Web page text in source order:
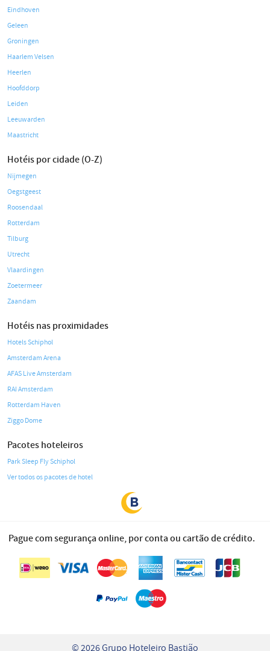
Eindhoven
Geleen
Groningen
Haarlem Velsen
Heerlen
Hoofddorp
Leiden
Leeuwarden
Maastricht
Hotéis por cidade (O-Z)
Nijmegen
Oegstgeest
Roosendaal
Rotterdam
Tilburg
Utrecht
Vlaardingen
Zoetermeer
Zaandam
Hotéis nas proximidades
Hotels Schiphol
Amsterdam Arena
AFAS Live Amsterdam
RAI Amsterdam
Rotterdam Haven
Ziggo Dome
Pacotes hoteleiros
Park Sleep Fly Schiphol
Ver todos os pacotes de hotel
Pague com segurança online, por conta ou cartão de crédito.
© 2026 Grupo Hoteleiro Bastião